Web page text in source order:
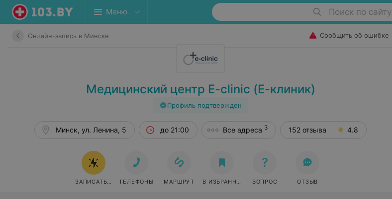
Меню Поиск по сайту
Онлайн-запись в Минске Сообщить об ошибке
Медицинский центр E-clinic (Е-клиник)
Профиль подтвержден
Минск, ул. Ленина, 5 до 21:00 Все адреса 3 152 отзыва 4.8
ЗАПИСАТЬСЯ ОНЛАЙН
ТЕЛЕФОНЫ МАРШРУТ В ИЗБРАННОЕ ВОПРОС ОТЗЫВ